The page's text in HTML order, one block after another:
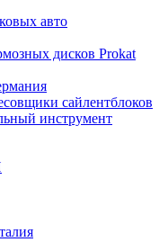
авто
дисков Prokat
сайлентблоков
инструмент